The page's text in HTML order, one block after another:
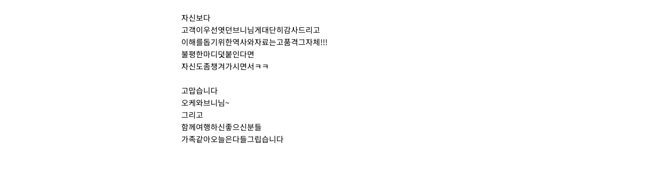
자신보다
고객이우선엿던브니님게대단히감사드리고
이해를돕기위한역사와자료는고품격그자체!!!
불평한마디덧붙인다면
자신도좀챙겨가시면서ㅋㅋ
고맙습니다
오케와브니님~
그리고
함께여행하신좋으신분들
가족같아오늘은다들그립습니다